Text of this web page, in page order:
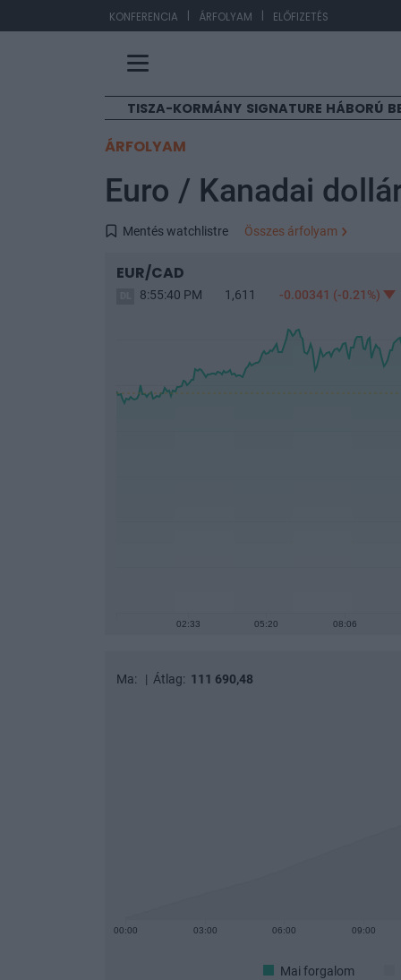
KONFERENCIA | ÁRFOLYAM | ELŐFIZETÉS
TISZA-KORMÁNY SIGNATURE HÁBORÚ
ÁRFOLYAM
Euro / Kanadai
Mentés watchlistre Összes árfolyam
EUR/CAD
8:55:40 PM 1,611 -0.00341 (-0.21%)
02:33 05:20 08:06
Ma: | Átlag: 111 690,48
00:00 03:00 06:00 09:00
Mai forgalom